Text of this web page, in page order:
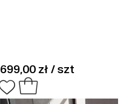
699,00 zł / szt